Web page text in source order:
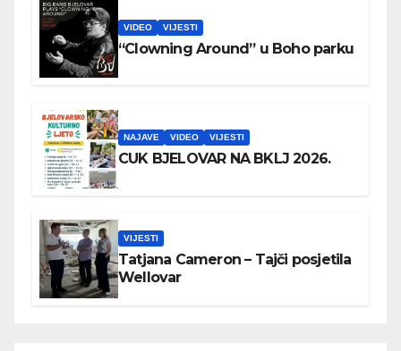
VIDEO VIJESTI
“Clowning Around” u Boho parku
NAJAVE VIDEO VIJESTI
CUK BJELOVAR NA BKLJ 2026.
VIJESTI
Tatjana Cameron – Tajči posjetila
Wellovar